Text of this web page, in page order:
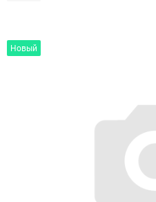
Новый